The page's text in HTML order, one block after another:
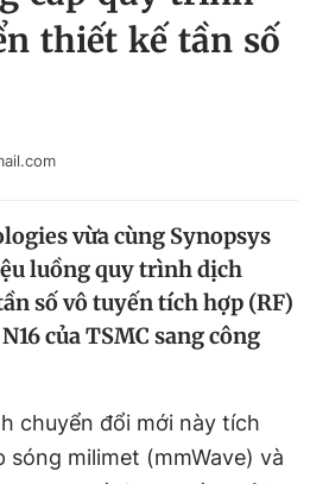
Magazine
Liên hệ quảng cáo
thiết kế tần số
vừa cùng Synopsys
luồng quy trình dịch
số vô tuyến tích hợp (RF)
của TSMC sang công
chuyển đổi mới này tích
sóng milimet (mmWave) và